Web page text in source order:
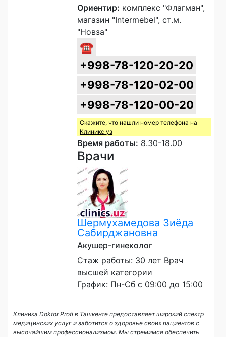
Ориентир: комплекс "Флагман",
магазин "Intermebel", ст.м.
"Новза"
☎
+998-78-120-20-20
+998-78-120-02-00
+998-78-120-00-20
Скажите, что нашли номер телефона на
Клиникс уз
Время работы: 8.30-18.00
Врачи
Шермухамедова Зиёда
Сабирджановна
Акушер-гинеколог
Стаж работы: 30 лет Врач
высшей категории
График: Пн-Сб с 09:00 до 15:00
Клиника Doktor Profi в Ташкенте предоставляет широкий спектр
медицинских услуг и заботится о здоровье своих пациентов с
высочайшим профессионализмом. Мы стремимся обеспечить